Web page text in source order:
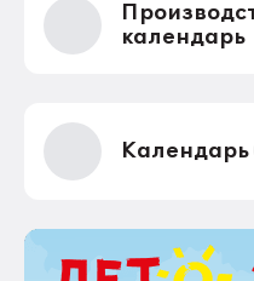
календарь
Календарь